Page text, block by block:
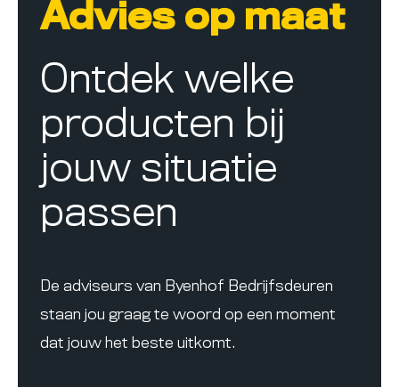
Advies op maat
Ontdek welke
producten bij
jouw situatie
passen
De adviseurs van Byenhof Bedrijfsdeuren
staan jou graag te woord op een moment
dat jouw het beste uitkomt.